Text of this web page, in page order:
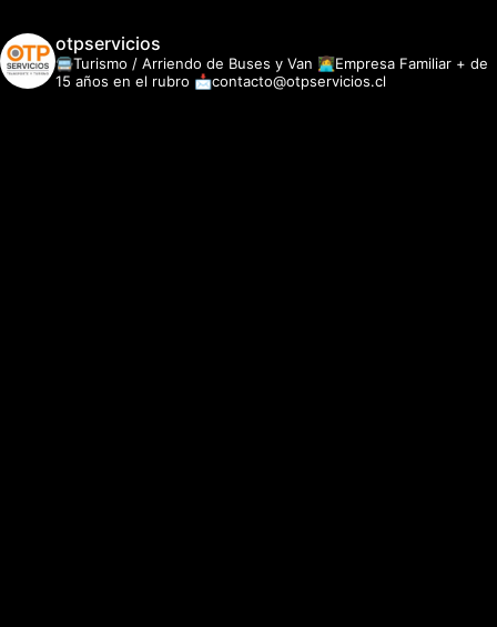
otpservicios
🚍Turismo / Arriendo de Buses y Van 👩‍💻Empresa Familiar + de
15 años en el rubro 📩contacto@otpservicios.cl